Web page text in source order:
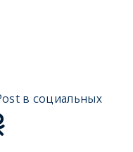
в социальных